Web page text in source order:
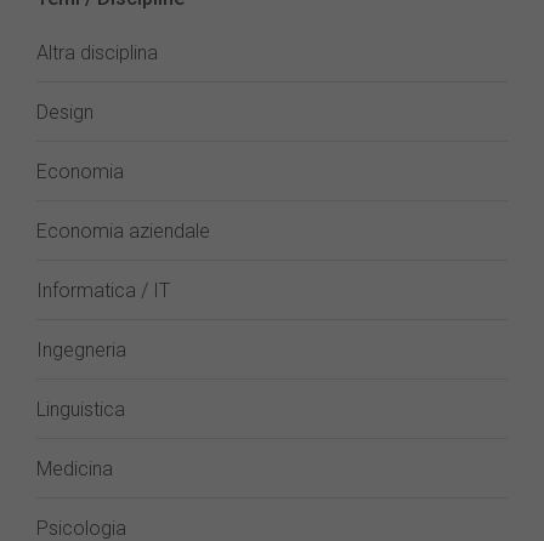
Altra disciplina
Design
Economia
Economia aziendale
Informatica / IT
Ingegneria
Linguistica
Medicina
Psicologia